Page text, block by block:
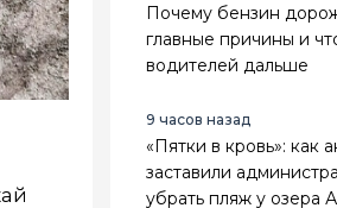
Почему бензин
главные причины и
водителей дальше
9 часов назад
«Пятки в кровь»: как
заставили
убрать пляж у озера